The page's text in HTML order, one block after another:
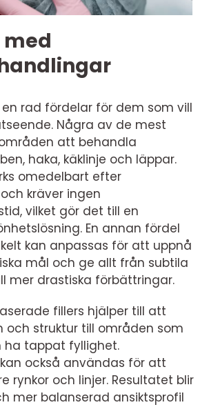
med
en rad fördelar för dem som vill
Några av de mest
att behandla
haka, käklinje och läppar.
omedelbart efter
kräver ingen
vilket gör det till en
En annan fördel
kan anpassas för att uppnå
mål och ge allt från subtila
mer drastiska förbättringar.
fillers hjälper till att
och struktur till områden som
ha tappat fyllighet.
också användas för att
rynkor och linjer. Resultatet blir
mer balanserad ansiktsprofil